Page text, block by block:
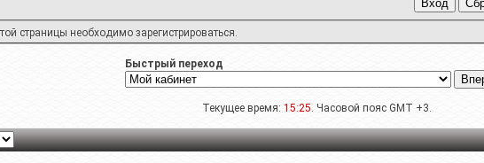
страницы необходимо зарегистрироваться.
Быстрый переход
Текущее время: 15:25. Часовой пояс GMT +3.